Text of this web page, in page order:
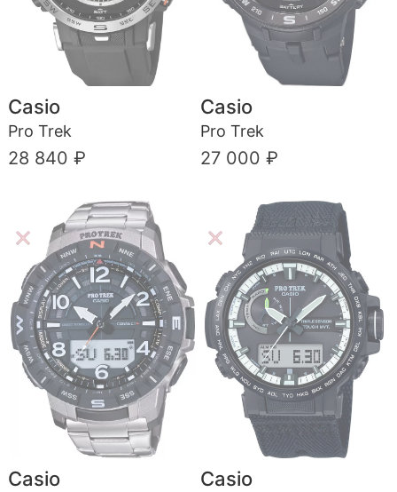
Casio
Pro Trek
28 840 ₽
Casio
Pro Trek
27 000 ₽
Casio Casio